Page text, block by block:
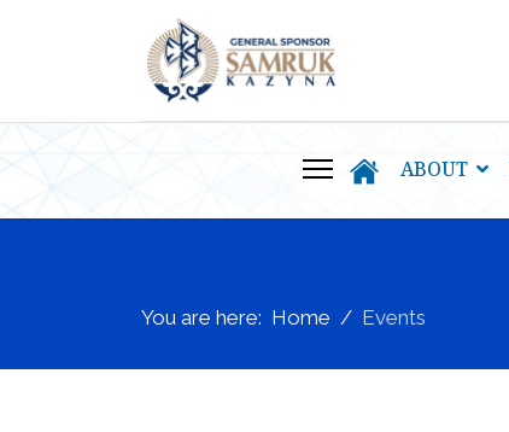
ABOUT
You are here: Home Events